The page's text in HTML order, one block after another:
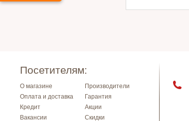
Посетителям:
О магазине
Производители
Оплата и доставка
Гарантия
Кредит
Акции
Вакансии
Скидки